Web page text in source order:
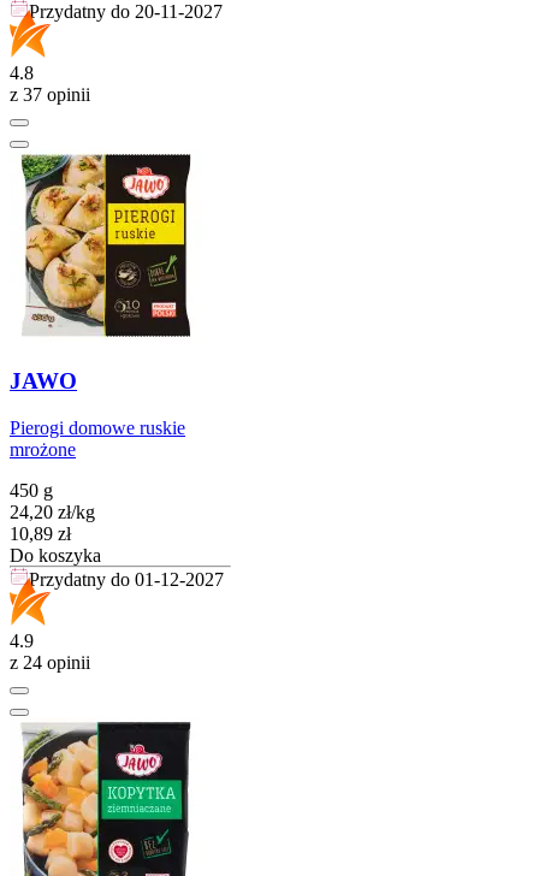
Przydatny do 20-11-2027
4.8
z 37 opinii
JAWO
Pierogi domowe ruskie
mrożone
450 g
24,20 zł/kg
Cena
10,89 zł
Do koszyka
Przydatny do 01-12-2027
4.9
z 24 opinii